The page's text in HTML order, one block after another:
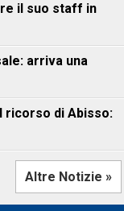
il suo staff in
arriva una
ricorso di Abisso:
Altre Notizie »